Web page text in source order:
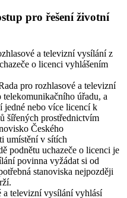
pro řešení životní
a televizní vysílání z
o licenci vyhlášením
pro rozhlasové a televizní
úřadu, a
jedné nebo více licencí k
šířených prostřednictvím
Českého
umístění v sítích
podnětu uchazeče o licenci je
povinna vyžádat si od
stanoviska nejpozději
a televizní vysílání vyhlásí